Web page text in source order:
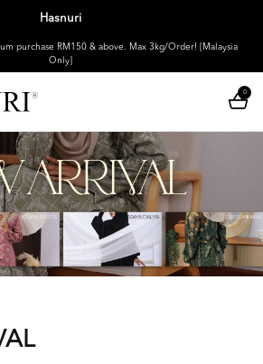
Hasnuri
purchase RM150 & above. Max 3kg/Order! [Malaysia
Only]
0